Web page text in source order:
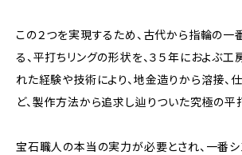
この２つを実現するため、古代から指輪の一
る、平打ちリングの形状を、３５年におよぶ
れた経験や技術により、地金造りから溶接、
ど、製作方法から追求し辿りついた究極の平
宝石職人の本当の実力が必要とされ、一番